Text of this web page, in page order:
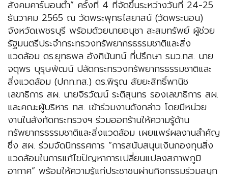
สังคมคาร์บอนต่ำ” ครั้งที่ 4 ที่จัดขึ้นระหว่างวันที่ 24-25
ธันวาคม 2565 ณ วัดพระพุทธไสยาสน์ (วัดพระนอน)
จังหวัดเพชรบุรี พร้อมด้วยนายอนุชา สะสมทรัพย์ ผู้ช่วย
รัฐมนตรีประจำกระทรวงทรัพยากรธรรมชาติและสิ่ง
แวดล้อม ดร.ยุทธพล อังกินันทน์ ที่ปรึกษา รมว.ทส. นาย
จตุพร บุรุษพัฒน์ ปลัดกระทรวงทรัพยากรธรรมชาติและ
สิ่งแวดล้อม (ปกท.ทส.) ดร.พิรุณ สัยยะสิทธิ์พานิช
เลขาธิการ สผ. นายจิรวัฒน์ ระติสุนทร รองเลขาธิการ สผ.
และคณะผู้บริหาร ทส. เข้าร่วมงานดังกล่าว โดยมีหน่วย
งานในสังกัดกระทรวงฯ ร่วมออกร้านให้ความรู้ด้าน
ทรัพยากรธรรมชาติและสิ่งแวดล้อม เผยแพร่ผลงานสำคัญ
ซึ่ง สผ. ร่วมจัดนิทรรศการ “การสนับสนุนเงินกองทุนสิ่ง
แวดล้อมในการแก้ไขปัญหาการเปลี่ยนแปลงสภาพภูมิ
อากาศ” พร้อมให้ความรู้แก่ประชาชนผ่านกิจกรรมร่วมสนุก